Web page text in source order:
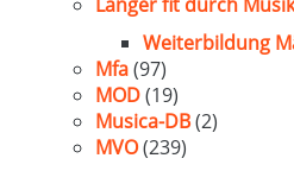
Weiterbildung
Mfa(97)
MOD(19)
Musica-DB(2)
MVO(239)